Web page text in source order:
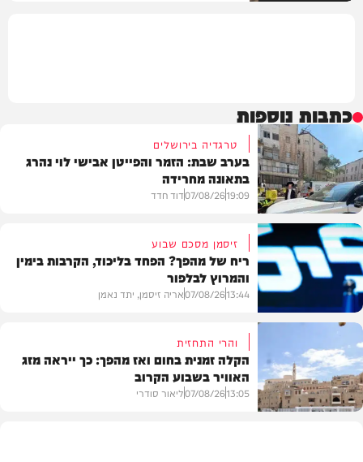
כתבות נוספות
בארץ
טרגדיה בירושלים
בערב שבת: הזמר והפייטן אבישי לוי נהרג
בתאונה מחרידה
19:09
07/08/26דוד חדד
פוליטי
זיסמן מסכם שבוע
ריח של מהפך? הפחד בליכוד, הקרבות בימין
והמרוץ לבלפור
13:44
07/08/26אריה זיסמן, יתד נאמן
והרי התחזית
הקלה זמנית בחום ואז מהפך: כך ייראה מזג
האוויר בשבוע הקרוב
13:05
07/08/26ליאור סודרי